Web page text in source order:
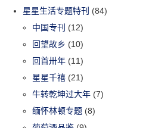
星星生活专题特刊 (84)
中国专刊 (12)
回望故乡 (10)
回首卅年 (11)
星星千禧 (21)
牛转乾坤过大年 (7)
缅怀林顿专题 (8)